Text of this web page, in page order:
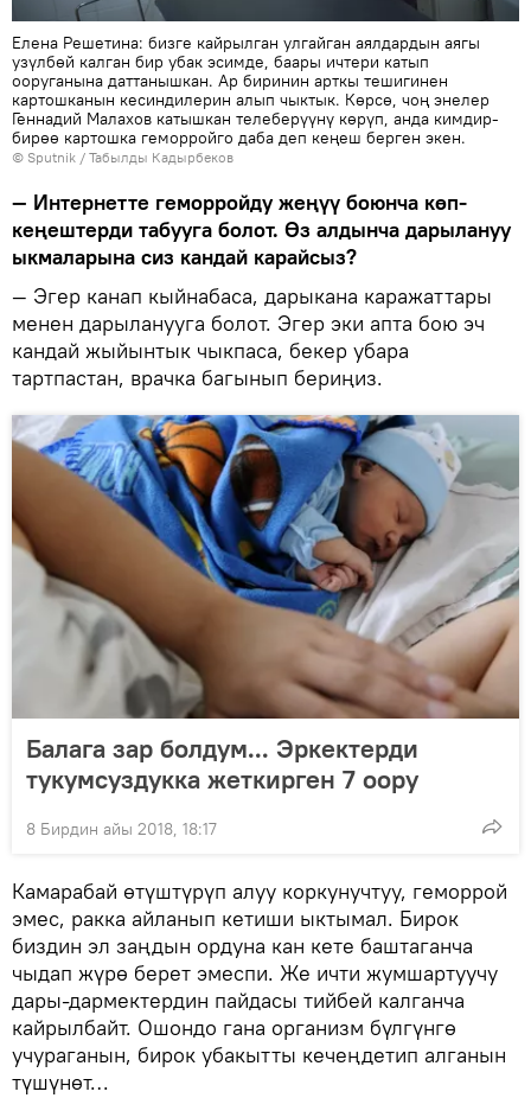
Елена Решетина: бизге кайрылган улгайган аялдардын аягы
узүлбөй калган бир убак эсимде, баары ичтери катып
ооруганына даттанышкан. Ар биринин арткы тешигинен
картошканын кесиндилерин алып чыктык. Көрсө, чоң энелер
Геннадий Малахов катышкан телеберүүнү көрүп, анда кимдир-
бирөө картошка геморройго даба деп кеңеш берген экен.
© Sputnik / Табылды Кадырбеков
— Интернетте геморройду жеңүү боюнча көп-
кеңештерди табууга болот. Өз алдынча дарылануу
ыкмаларына сиз кандай карайсыз?
— Эгер канап кыйнабаса, дарыкана каражаттары
менен дарыланууга болот. Эгер эки апта бою эч
кандай жыйынтык чыкпаса, бекер убара
тартпастан, врачка багынып бериңиз.
Балага зар болдум... Эркектерди
тукумсуздукка жеткирген 7 оору
8 Бирдин айы 2018, 18:17
Камарабай өтүштүрүп алуу коркунучтуу, геморрой
эмес, ракка айланып кетиши ыктымал. Бирок
биздин эл заңдын ордуна кан кете баштаганча
чыдап жүрө берет эмеспи. Же ичти жумшартуучу
дары-дармектердин пайдасы тийбей калганча
кайрылбайт. Ошондо гана организм бүлгүнгө
учураганын, бирок убакытты кечеңдетип алганын
түшүнөт…